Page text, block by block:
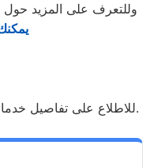
وللتعرف على المزيد حول
للاطلاع على تفاصيل خدمات الصيانة والأجهزة التي يتم دعمها.